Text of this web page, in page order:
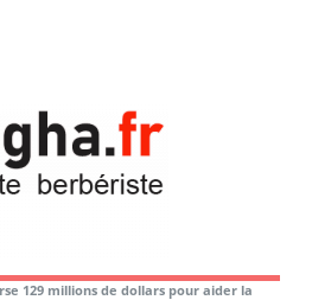
129 millions de dollars pour aider la